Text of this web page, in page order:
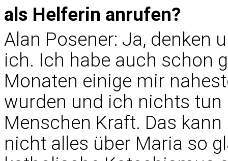
als Helferin anrufen?
Alan Posener: Ja, denken
ich. Ich habe auch schon
Monaten einige mir
wurden und ich nichts tun
Menschen Kraft. Das
nicht alles über Maria so